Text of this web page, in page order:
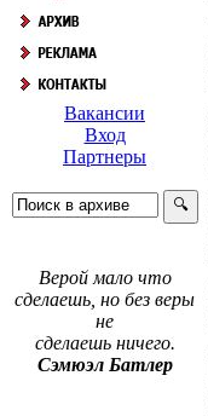
Вакансии
Вход
Партнеры
Верой мало что
сделаешь, но без веры
не
сделаешь ничего.
Сэмюэл Батлер